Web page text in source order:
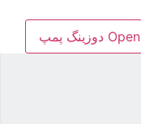
Open دوزینگ پمپ